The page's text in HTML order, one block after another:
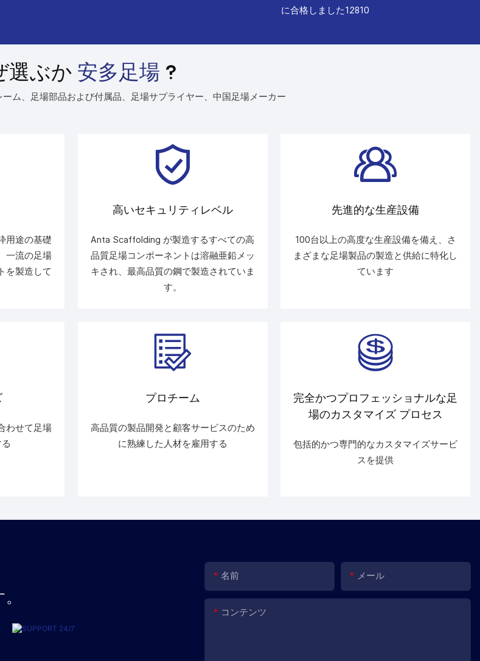
に合格しました12810
選ぶか 安多足場 ?
ム、足場部品および付属品、足場サプライヤー、中国足場メーカー
用途の基礎
一流の足場
を製造して
高いセキュリティレベル
Anta Scaffolding が製造するすべての高
品質足場コンポーネントは溶融亜鉛メッ
キされ、最高品質の鋼で製造されていま
す。
先進的な生産設備
100台以上の高度な生産設備を備え、さ
まざまな足場製品の製造と供給に特化し
ています
わせて足場
プロチーム
高品質の製品開発と顧客サービスのため
に熟練した人材を雇用する
完全かつプロフェッショナルな足
場のカスタマイズ プロセス
包括的かつ専門的なカスタマイズサービ
スを提供
名前 メール
コンテンツ